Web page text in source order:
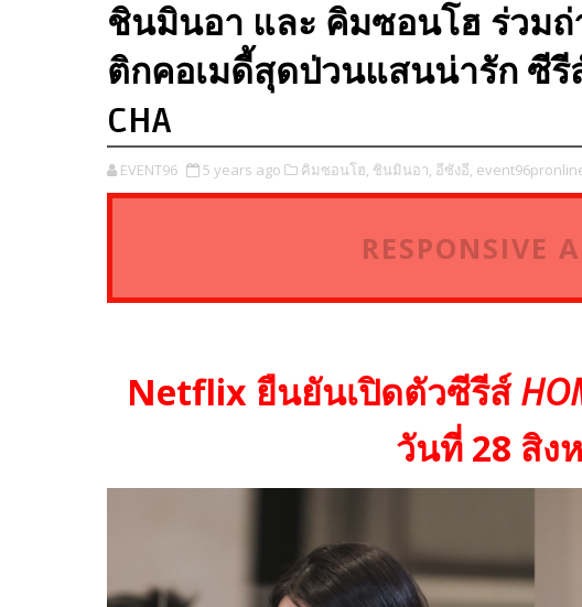
ชินมินอา และ คิมซอนโฮ ร่วมถ่
ติกคอเมดี้สุดป่วนแสนน่ารัก ซีรีส์
CHA
EVENT96 5 years ago คิมซอนโฮ, ชินมินอา, อีซังอี,
RESPONSIVE
Netflix ยืนยันเปิดตัวซีรีส์
วันที่ 28 สิง